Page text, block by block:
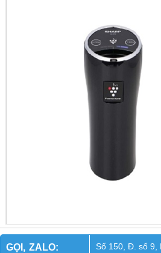
GỌI, ZALO:
Số 150, Đ. số 9,